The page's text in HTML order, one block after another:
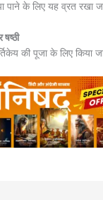
पाने के लिए यह व्रत रखा
की पूजा के लिए किया